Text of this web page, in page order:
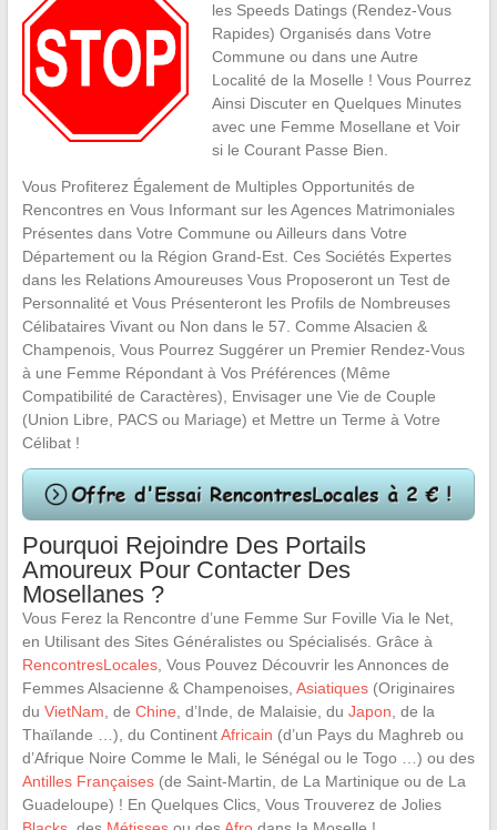
les Speeds Datings (Rendez-Vous
Rapides) Organisés dans Votre
Commune ou dans une Autre
Localité de la Moselle ! Vous Pourrez
Ainsi Discuter en Quelques Minutes
avec une Femme Mosellane et Voir
si le Courant Passe Bien.
Vous Profiterez Également de Multiples Opportunités de
Rencontres en Vous Informant sur les Agences Matrimoniales
Présentes dans Votre Commune ou Ailleurs dans Votre
Département ou la Région Grand-Est. Ces Sociétés Expertes
dans les Relations Amoureuses Vous Proposeront un Test de
Personnalité et Vous Présenteront les Profils de Nombreuses
Célibataires Vivant ou Non dans le 57. Comme Alsacien &
Champenois, Vous Pourrez Suggérer un Premier Rendez-Vous
à une Femme Répondant à Vos Préférences (Même
Compatibilité de Caractères), Envisager une Vie de Couple
(Union Libre, PACS ou Mariage) et Mettre un Terme à Votre
Célibat !
Pourquoi Rejoindre Des Portails
Amoureux Pour Contacter Des
Mosellanes ?
Vous Ferez la Rencontre d’une Femme Sur Foville Via le Net,
en Utilisant des Sites Généralistes ou Spécialisés. Grâce à
RencontresLocales, Vous Pouvez Découvrir les Annonces de
Femmes Alsacienne & Champenoises, Asiatiques(Originaires
du VietNam , de Chine , d’Inde, de Malaisie, du Japon , de la
Thaïlande …), du ContinentAfricain (d’un Pays du Maghreb ou
d’Afrique Noire Comme le Mali, le Sénégal ou le Togo …) ou des
Antilles Françaises(de Saint-Martin, de La Martinique ou de La
Guadeloupe) ! En Quelques Clics, Vous Trouverez de Jolies